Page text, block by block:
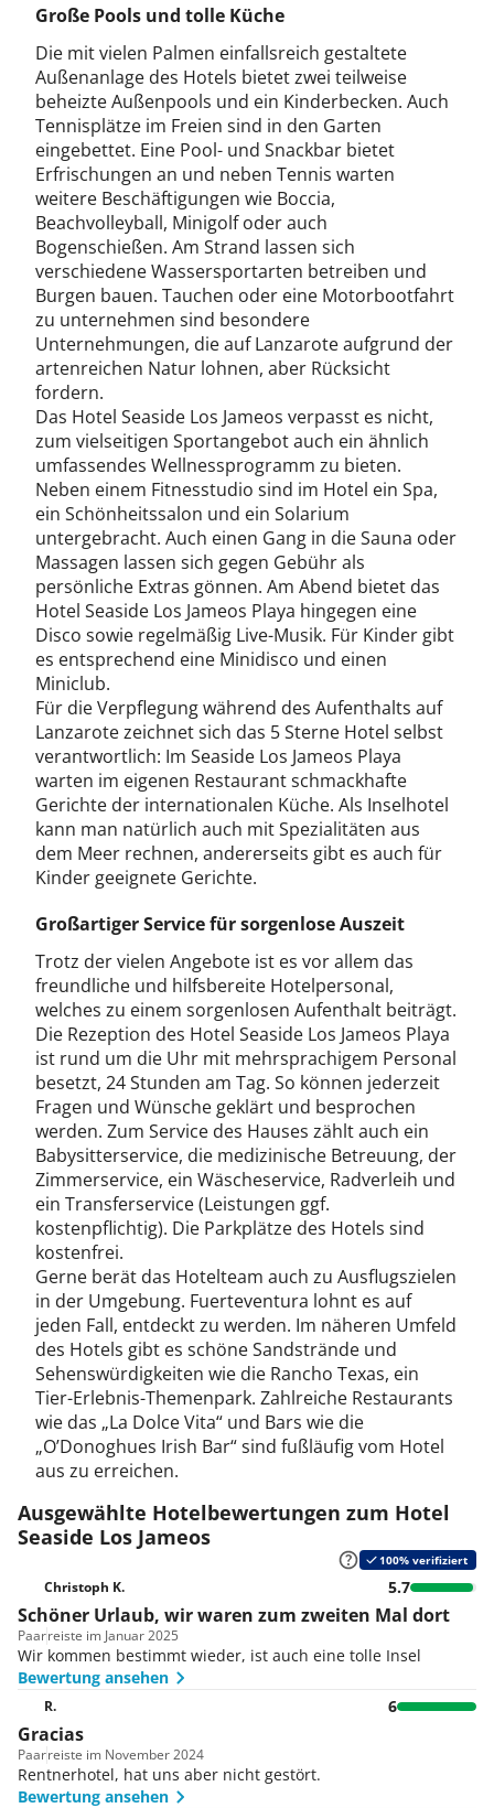
Große Pools und tolle Küche
Die mit vielen Palmen einfallsreich gestaltete
Außenanlage des Hotels bietet zwei teilweise
beheizte Außenpools und ein Kinderbecken. Auch
Tennisplätze im Freien sind in den Garten
eingebettet. Eine Pool- und Snackbar bietet
Erfrischungen an und neben Tennis warten
weitere Beschäftigungen wie Boccia,
Beachvolleyball, Minigolf oder auch
Bogenschießen. Am Strand lassen sich
verschiedene Wassersportarten betreiben und
Burgen bauen. Tauchen oder eine Motorbootfahrt
zu unternehmen sind besondere
Unternehmungen, die auf Lanzarote aufgrund der
artenreichen Natur lohnen, aber Rücksicht
fordern.
Das Hotel Seaside Los Jameos verpasst es nicht,
zum vielseitigen Sportangebot auch ein ähnlich
umfassendes Wellnessprogramm zu bieten.
Neben einem Fitnesstudio sind im Hotel ein Spa,
ein Schönheitssalon und ein Solarium
untergebracht. Auch einen Gang in die Sauna oder
Massagen lassen sich gegen Gebühr als
persönliche Extras gönnen. Am Abend bietet das
Hotel Seaside Los Jameos Playa hingegen eine
Disco sowie regelmäßig Live-Musik. Für Kinder gibt
es entsprechend eine Minidisco und einen
Miniclub.
Für die Verpflegung während des Aufenthalts auf
Lanzarote zeichnet sich das 5 Sterne Hotel selbst
verantwortlich: Im Seaside Los Jameos Playa
warten im eigenen Restaurant schmackhafte
Gerichte der internationalen Küche. Als Inselhotel
kann man natürlich auch mit Spezialitäten aus
dem Meer rechnen, andererseits gibt es auch für
Kinder geeignete Gerichte.
Großartiger Service für sorgenlose Auszeit
Trotz der vielen Angebote ist es vor allem das
freundliche und hilfsbereite Hotelpersonal,
welches zu einem sorgenlosen Aufenthalt beiträgt.
Die Rezeption des Hotel Seaside Los Jameos Playa
ist rund um die Uhr mit mehrsprachigem Personal
besetzt, 24 Stunden am Tag. So können jederzeit
Fragen und Wünsche geklärt und besprochen
werden. Zum Service des Hauses zählt auch ein
Babysitterservice, die medizinische Betreuung, der
Zimmerservice, ein Wäscheservice, Radverleih und
ein Transferservice (Leistungen ggf.
kostenpflichtig). Die Parkplätze des Hotels sind
kostenfrei.
Gerne berät das Hotelteam auch zu Ausflugszielen
in der Umgebung. Fuerteventura lohnt es auf
jeden Fall, entdeckt zu werden. Im näheren Umfeld
des Hotels gibt es schöne Sandstrände und
Sehenswürdigkeiten wie die Rancho Texas, ein
Tier-Erlebnis-Themenpark. Zahlreiche Restaurants
wie das „La Dolce Vita“ und Bars wie die
„O’Donoghues Irish Bar“ sind fußläufig vom Hotel
aus zu erreichen.
Ausgewählte Hotelbewertungen zum Hotel
Seaside Los Jameos
100% verifiziert
Christoph K. 5.7
Schöner Urlaub, wir waren zum zweiten Mal dort
Paarreiste im Januar 2025
Wir kommen bestimmt wieder, ist auch eine tolle Insel
Bewertung ansehen
R. 6
Gracias
Paarreiste im November 2024
Rentnerhotel, hat uns aber nicht gestört.
Bewertung ansehen